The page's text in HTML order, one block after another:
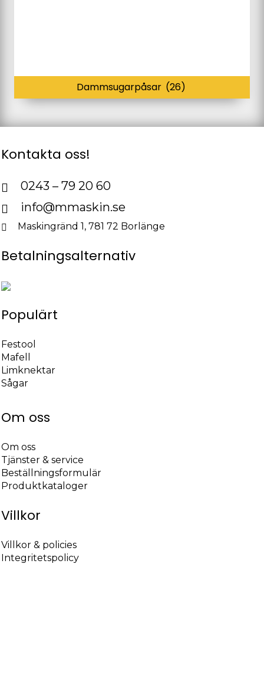
Dammsugarpåsar (26)
Kontakta oss!
0243 – 79 20 60
info@mmaskin.se
Maskingränd 1, 781 72 Borlänge
Betalningsalternativ
Populärt
Festool
Mafell
Limknektar
Sågar
Om oss
Om oss
Tjänster & service
Beställningsformulär
Produktkataloger
Villkor
Villkor & policies
Integritetspolicy